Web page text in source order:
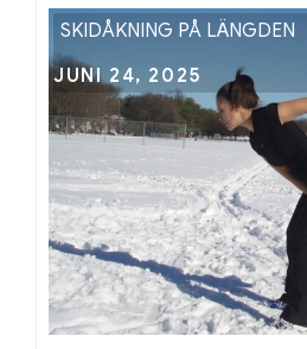
SKIDÅKNING PÅ LÄNGDEN
Posted
on
JUNI 24, 2025